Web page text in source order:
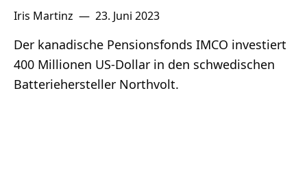
Iris Martinz — 23. Juni 2023
Der kanadische Pensionsfonds IMCO investiert
400 Millionen US-Dollar in den schwedischen
Batteriehersteller Northvolt.